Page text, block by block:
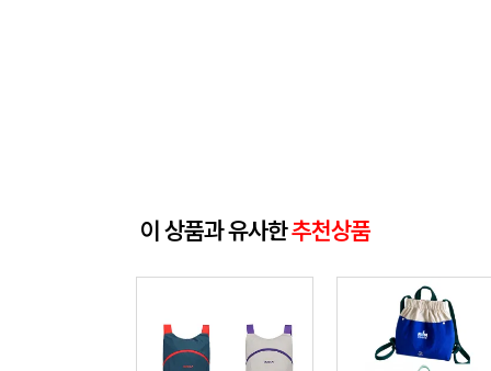
이 상품과 유사한추천상품